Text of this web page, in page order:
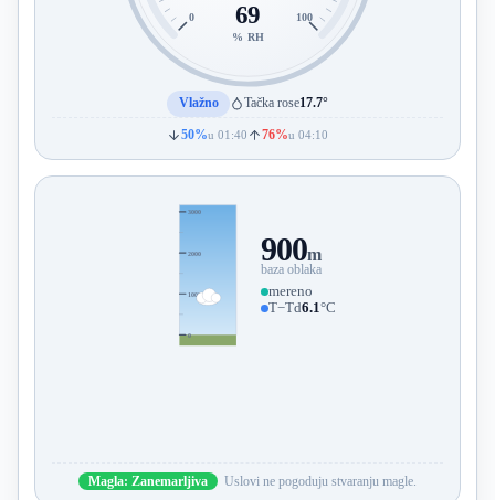
0 100
69
% RH
Vlažno Tačka rose17.7°
50%u 01:40 76%u 04:10
0
1000
2000
3000
900m
baza oblaka
mereno
T−Td6.1°C
Magla: Zanemarljiva Uslovi ne pogoduju stvaranju magle.